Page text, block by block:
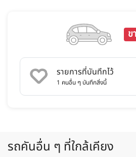
ข
รายการที่บันทึกไว้
1 คนอื่น ๆ บันทึกสิ่งนี้
รถคันอื่น ๆ ที่ใกล้เคียง